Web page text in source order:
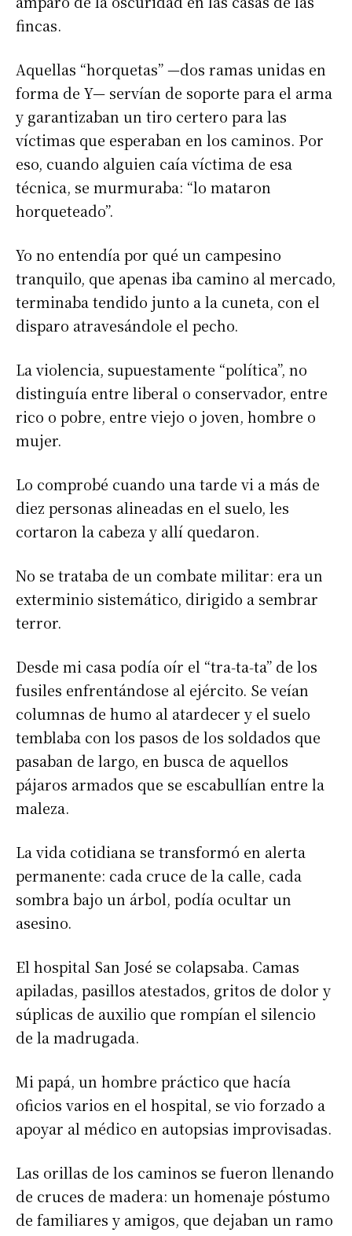
fincas.
Aquellas “horquetas” —dos ramas unidas en
forma de Y— servían de soporte para el arma
y garantizaban un tiro certero para las
víctimas que esperaban en los caminos. Por
eso, cuando alguien caía víctima de esa
técnica, se murmuraba: “lo mataron
horqueteado”.
Yo no entendía por qué un campesino
tranquilo, que apenas iba camino al mercado,
terminaba tendido junto a la cuneta, con el
disparo atravesándole el pecho.
La violencia, supuestamente “política”, no
distinguía entre liberal o conservador, entre
rico o pobre, entre viejo o joven, hombre o
mujer.
Lo comprobé cuando una tarde vi a más de
diez personas alineadas en el suelo, les
cortaron la cabeza y allí quedaron.
No se trataba de un combate militar: era un
exterminio sistemático, dirigido a sembrar
terror.
Desde mi casa podía oír el “tra‑ta‑ta” de los
fusiles enfrentándose al ejército. Se veían
columnas de humo al atardecer y el suelo
temblaba con los pasos de los soldados que
pasaban de largo, en busca de aquellos
pájaros armados que se escabullían entre la
maleza.
La vida cotidiana se transformó en alerta
permanente: cada cruce de la calle, cada
sombra bajo un árbol, podía ocultar un
asesino.
El hospital San José se colapsaba. Camas
apiladas, pasillos atestados, gritos de dolor y
súplicas de auxilio que rompían el silencio
de la madrugada.
Mi papá, un hombre práctico que hacía
oficios varios en el hospital, se vio forzado a
apoyar al médico en autopsias improvisadas.
Las orillas de los caminos se fueron llenando
de cruces de madera: un homenaje póstumo
de familiares y amigos, que dejaban un ramo